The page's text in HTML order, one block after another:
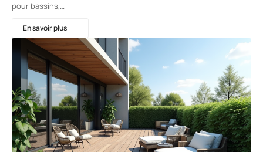
pour bassins,…
En savoir plus